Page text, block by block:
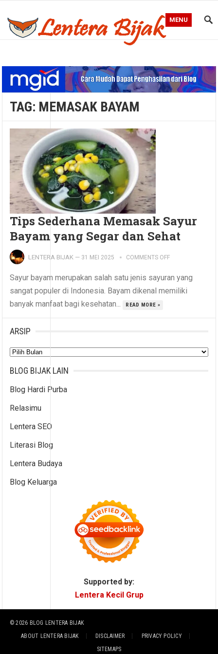
MENU
TAG: MEMASAK BAYAM
Tips Sederhana Memasak Sayur
Bayam yang Segar dan Sehat
LENTERA BIJAK — 31 MEI 2025 COMMENTS OFF
Sayur bayam merupakan salah satu jenis sayuran yang
sangat populer di Indonesia. Bayam dikenal memiliki
banyak manfaat bagi kesehatan...
READ MORE »
ARSIP
Arsip
BLOG BIJAK LAIN
Blog Hardi Purba
Relasimu
Lentera SEO
Literasi Blog
Lentera Budaya
Blog Keluarga
Supported by:
Lentera Kecil Grup
© 2026 BLOG LENTERA BIJAK
ABOUT LENTERA BIJAK
DISCLAIMER
PRIVACY POLICY
SITEMAPS